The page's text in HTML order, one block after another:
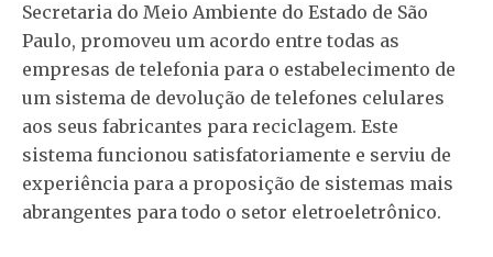
Secretaria do Meio Ambiente do Estado de São
Paulo, promoveu um acordo entre todas as
empresas de telefonia para o estabelecimento de
um sistema de devolução de telefones celulares
aos seus fabricantes para reciclagem. Este
sistema funcionou satisfatoriamente e serviu de
experiência para a proposição de sistemas mais
abrangentes para todo o setor eletroeletrônico.